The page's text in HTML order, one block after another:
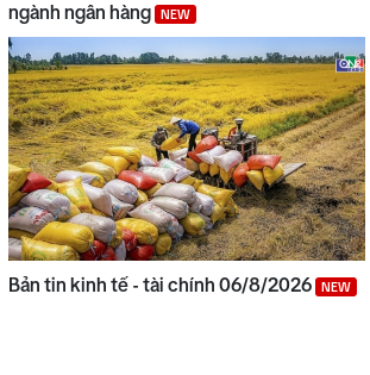
ngành ngân hàng
NEW
Bản tin kinh tế - tài chính 06/8/2026 NEW